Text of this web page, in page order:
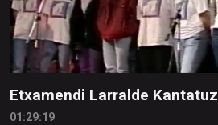
Etxamendi Larralde Kantatuz
01:29:19